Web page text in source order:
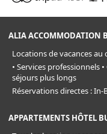
ALIA ACCOMMODATION
Locations de vacances au
• Services professionnels
séjours plus longs
Réservations directes : In-
APPARTEMENTS HÔTEL